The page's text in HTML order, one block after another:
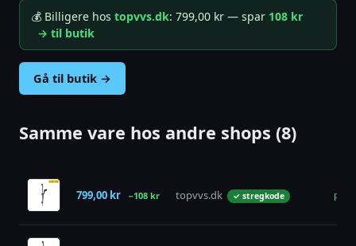
💰 Billigere hos topvvs.dk: 799,00 kr — spar 108 kr
→ til butik
Gå til butik →
Samme vare hos andre shops (8)
799,00 kr −108 kr topvvs.dk ✓ stregkode på